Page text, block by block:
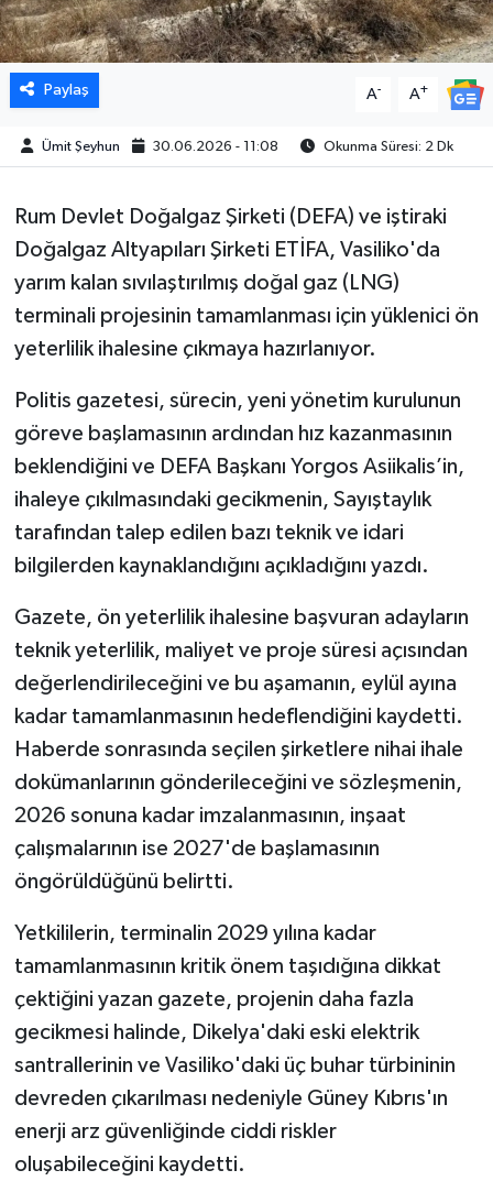
Paylaş A- A+
Ümit Şeyhun 30.06.2026 - 11:08 Okunma Süresi: 2 Dk
Rum Devlet Doğalgaz Şirketi (DEFA) ve iştiraki
Doğalgaz Altyapıları Şirketi ETİFA, Vasiliko'da
yarım kalan sıvılaştırılmış doğal gaz (LNG)
terminali projesinin tamamlanması için yüklenici ön
yeterlilik ihalesine çıkmaya hazırlanıyor.
Politis gazetesi, sürecin, yeni yönetim kurulunun
göreve başlamasının ardından hız kazanmasının
beklendiğini ve DEFA Başkanı Yorgos Asiikalis’in,
ihaleye çıkılmasındaki gecikmenin, Sayıştaylık
tarafından talep edilen bazı teknik ve idari
bilgilerden kaynaklandığını açıkladığını yazdı.
Gazete, ön yeterlilik ihalesine başvuran adayların
teknik yeterlilik, maliyet ve proje süresi açısından
değerlendirileceğini ve bu aşamanın, eylül ayına
kadar tamamlanmasının hedeflendiğini kaydetti.
Haberde sonrasında seçilen şirketlere nihai ihale
dokümanlarının gönderileceğini ve sözleşmenin,
2026 sonuna kadar imzalanmasının, inşaat
çalışmalarının ise 2027'de başlamasının
öngörüldüğünü belirtti.
Yetkililerin, terminalin 2029 yılına kadar
tamamlanmasının kritik önem taşıdığına dikkat
çektiğini yazan gazete, projenin daha fazla
gecikmesi halinde, Dikelya'daki eski elektrik
santrallerinin ve Vasiliko'daki üç buhar türbininin
devreden çıkarılması nedeniyle Güney Kıbrıs'ın
enerji arz güvenliğinde ciddi riskler
oluşabileceğini kaydetti.